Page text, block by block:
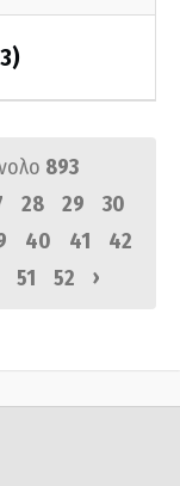
893
28 29
30
40 41
42
51 52 ›